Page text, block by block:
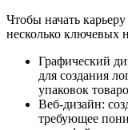
Чтобы начать
несколько ключевых
Графический
для создания
упаковок
Веб-дизайн:
требующее